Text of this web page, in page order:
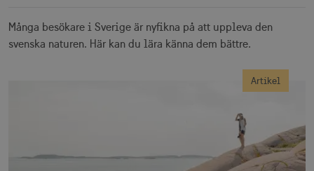
Många besökare i Sverige är nyfikna på att uppleva den
svenska naturen. Här kan du lära känna dem bättre.
Artikel
JSESSIONID
Oracle Corporation
.nr-data.net
LinkedIn Corporation